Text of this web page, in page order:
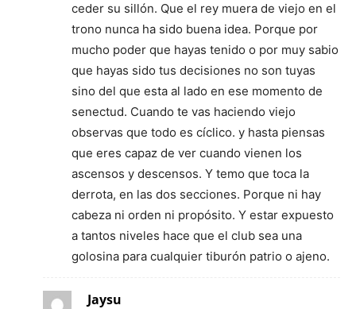
ceder su sillón. Que el rey muera de viejo en el
trono nunca ha sido buena idea. Porque por
mucho poder que hayas tenido o por muy sabio
que hayas sido tus decisiones no son tuyas
sino del que esta al lado en ese momento de
senectud. Cuando te vas haciendo viejo
observas que todo es cíclico. y hasta piensas
que eres capaz de ver cuando vienen los
ascensos y descensos. Y temo que toca la
derrota, en las dos secciones. Porque ni hay
cabeza ni orden ni propósito. Y estar expuesto
a tantos niveles hace que el club sea una
golosina para cualquier tiburón patrio o ajeno.
Jaysu